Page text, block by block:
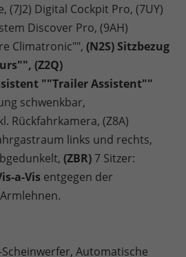
(7J2) Digital Cockpit Pro, (7UY)
Discover Pro, (9AH)
Climatronic"", (N2S) Sitzbezug
(Z2Q)
""Trailer Assistent""
schwenkbar,
Rückfahrkamera, (Z8A)
links und rechts,
(ZBR) 7 Sitzer:
a-Vis entgegen der
Scheinwerfer, Automatische